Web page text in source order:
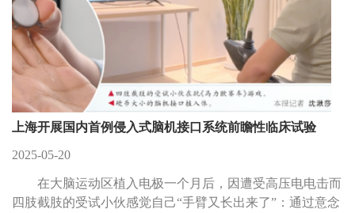
上海开展国内首例侵入式脑机接口系统前瞻性临床试验
2025-05-20
在大脑运动区植入电极一个月后，因遭受高压电电击而
四肢截肢的受试小伙感觉自己“手臂又长出来了”：通过意念